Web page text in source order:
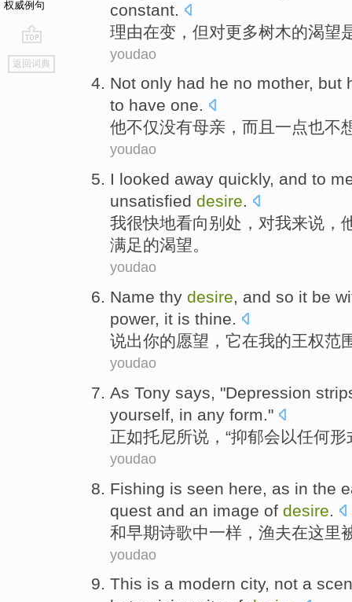
权威例句
go
top
返回词典
constant
理由在变，但对更多树木的渴望
youdao
Not only had he no mother, but
to have one.
他不仅没有母亲 ， 而且 一点也不
youdao
I looked away quickly, and to
unsatisfied desire.
我很快地看向别处 ， 对我来说，
满足的渴望。
youdao
Name thy desire, and so it be
power, it is thine.
说出你的愿望 ， 它在我的王权范
youdao
As Tony says, "Depression
yourself, in any form."
正如托尼所说 ，“抑郁会以任何形
youdao
Fishing is seen here as in the
quest and an image of desire
和早期诗歌中一样 ，渔夫在这里
youdao
This is a modern city, not a